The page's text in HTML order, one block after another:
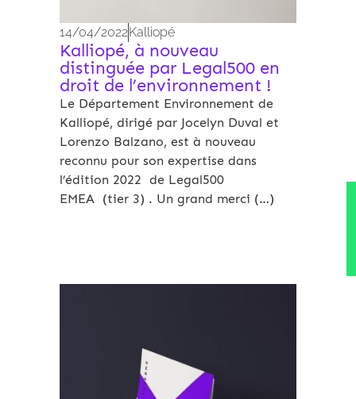
14/04/2022Kalliopé
Kalliopé, à nouveau
distinguée par Legal500 en
droit de l’environnement !
Le Département Environnement de
Kalliopé, dirigé par Jocelyn Duval et
Lorenzo Balzano, est à nouveau
reconnu pour son expertise dans
l’édition 2022 de Legal500
EMEA (tier 3) . Un grand merci (…)